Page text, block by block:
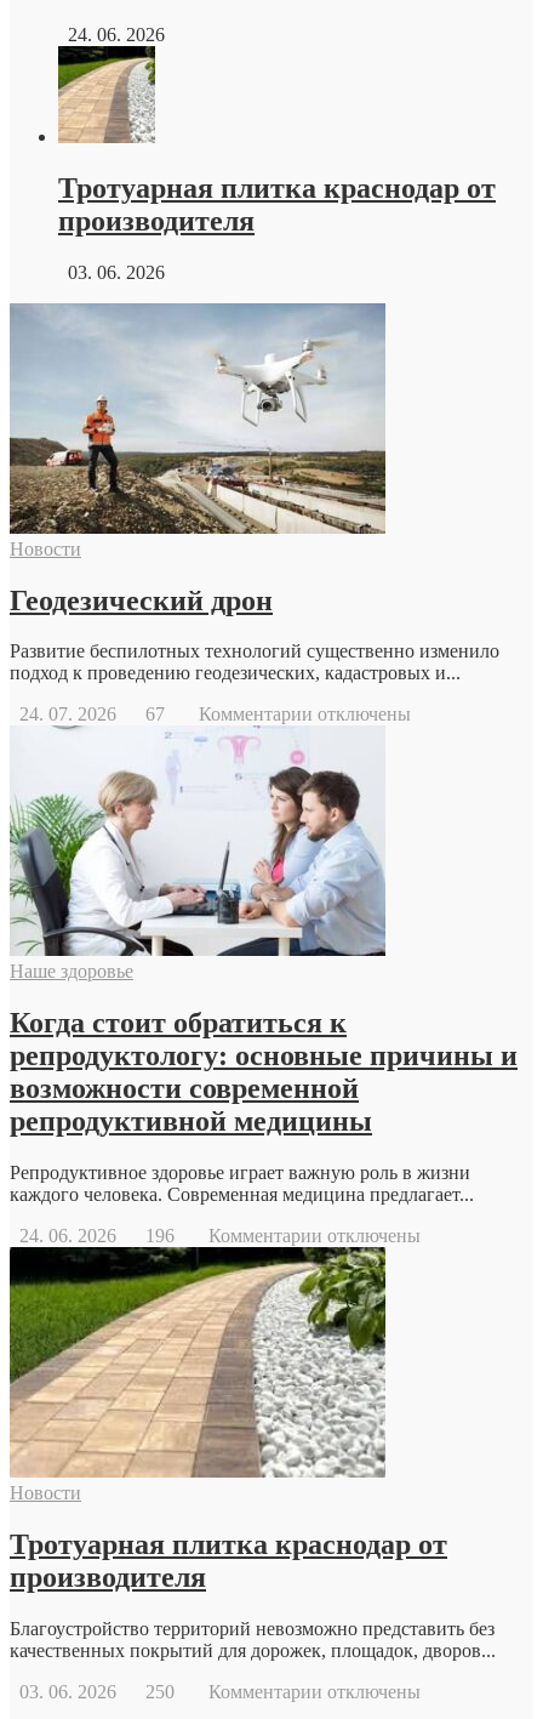
24. 06. 2026
Тротуарная плитка краснодар от
производителя
03. 06. 2026
Новости
Геодезический дрон
Развитие беспилотных технологий существенно изменило
подход к проведению геодезических, кадастровых и...
24. 07. 2026
67 Комментарии к
дрон
отключены
Наше здоровье
Когда стоит обратиться к
репродуктологу: основные причины и
возможности современной
репродуктивной медицины
Репродуктивное здоровье играет важную роль в жизни
каждого человека. Современная медицина предлагает...
24. 06. 2026
196 Комментарии к
записи
Когда
стоит
обратиться
к
репродуктологу:
основные
причины
и
возможности
современной
отключены
Новости
Тротуарная плитка краснодар от
производителя
Благоустройство территорий невозможно представить без
качественных покрытий для дорожек, площадок, дворов...
03. 06. 2026
250 Комментарии котключены